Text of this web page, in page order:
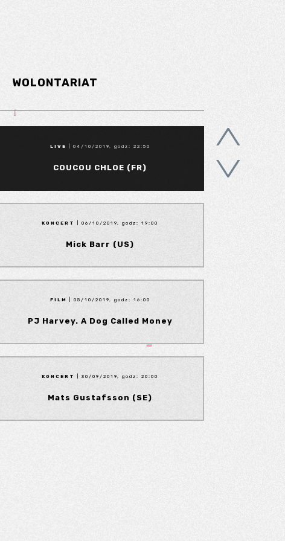
WOLONTARIAT
LIVE | 04/10/2019, godz: 22:50
COUCOU CHLOE (FR)
KONCERT | 06/10/2019, godz: 19:00
Mick Barr (US)
FILM | 05/10/2019, godz: 16:00
PJ Harvey. A Dog Called Money
KONCERT | 30/09/2019, godz: 20:00
Mats Gustafsson (SE)